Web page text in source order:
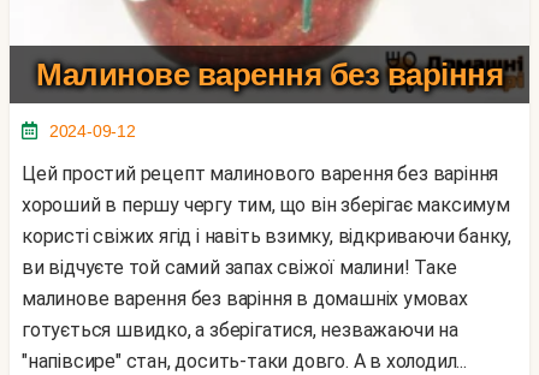
Малинове варення без варіння
2024-09-12
Цей простий рецепт малинового варення без варіння
хороший в першу чергу тим, що він зберігає максимум
користі свіжих ягід і навіть взимку, відкриваючи банку,
ви відчуєте той самий запах свіжої малини! Таке
малинове варення без варіння в домашніх умовах
готується швидко, а зберігатися, незважаючи на
"напівсире" стан, досить-таки довго. А в холодил...